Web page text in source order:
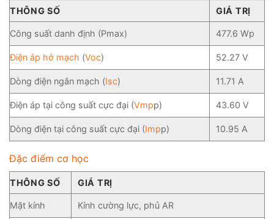
THÔNG SỐ GIÁ TRỊ
Công suất danh định (Pmax) 477.6 Wp
Điện áp hở mạch (Voc) 52.27 V
Dòng điện ngắn mạch (Isc) 11.71 A
Điện áp tại công suất cực đại (Vmpp) 43.60 V
Dòng điện tại công suất cực đại (Impp) 10.95 A
Đặc điểm cơ học
THÔNG SỐ GIÁ TRỊ
Mặt kính Kính cường lực, phủ AR